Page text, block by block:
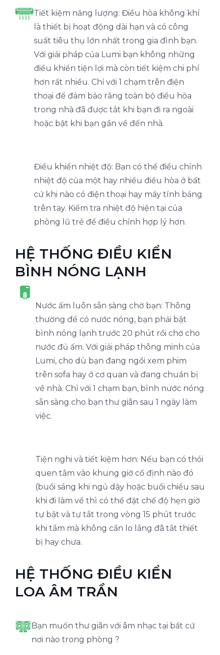
Tiết kiệm năng lượng: Điều hòa không khí
là thiết bị hoạt động dài hạn và có công
suất tiêu thụ lớn nhất trong gia đình bạn.
Với giải pháp của Lumi bạn không những
điều khiển tiện lợi mà còn tiết kiệm chi phí
hơn rất nhiều. Chỉ với 1 chạm trên điện
thoại để đảm bảo rằng toàn bộ điều hòa
trong nhà đã được tắt khi bạn đi ra ngoài
hoặc bật khi bạn gần về đến nhà.
Điều khiển nhiệt độ: Bạn có thể điều chỉnh
nhiệt độ của một hay nhiều điều hòa ở bất
cứ khi nào có điện thoại hay máy tính bảng
trên tay. Kiểm tra nhiệt độ hiện tại của
phòng lũ trẻ để điều chỉnh hợp lý hơn.
HỆ THỐNG ĐIỀU KIỂN
BÌNH NÓNG LẠNH
Nước ấm luôn sẵn sàng chờ bạn: Thông
thường để có nước nóng, bạn phải bật
bình nóng lạnh trước 20 phút rồi chờ cho
nước đủ ấm. Với giải pháp thông minh của
Lumi, cho dù bạn đang ngồi xem phim
trên sofa hay ở cơ quan và đang chuẩn bị
về nhà. Chỉ với 1 chạm bạn, bình nước nóng
sẵn sàng cho bạn thư giãn sau 1 ngày làm
việc.
Tiện nghi và tiết kiệm hơn: Nếu bạn có thói
quen tắm vào khung giờ cố định nào đó
(buổi sáng khi ngủ dậy hoặc buổi chiều sau
khi đi làm về thì có thể đặt chế độ hẹn giờ
tự bật và tự tắt trong vòng 15 phút trước
khi tắm mà không cần lo lắng đã tắt thiết
bị hay chưa.
HỆ THỐNG ĐIỀU KIỂN
LOA ÂM TRẦN
Bạn muốn thư giãn với âm nhạc tại bất cứ
nơi nào trong phòng ?